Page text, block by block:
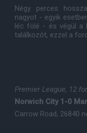
Négy perces
nagyot - egyik
léc fölé - és végül a
találkozót, ezzel a
Premier League,
Norwich City 1-0
Carrow Road, 26840